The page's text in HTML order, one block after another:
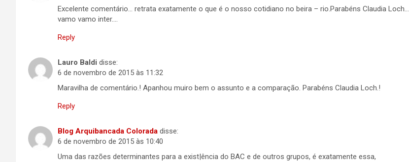
Excelente comentário… retrata exatamente o que é o nosso cotidiano no beira – rio.Parabéns Claudia Loch…
vamo vamo inter….
Reply
Lauro Baldi disse:
6 de novembro de 2015 às 11:32
Maravilha de comentário.! Apanhou muiro bem o assunto e a comparação. Parabéns Claudia Loch.!
Reply
Blog Arquibancada Colorada disse:
6 de novembro de 2015 às 10:40
Uma das razões determinantes para a exist|ência do BAC e de outros grupos, é exatamente essa,